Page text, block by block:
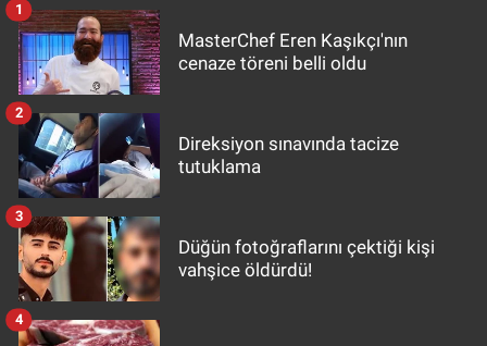
MasterChef Eren Kaşıkçı'nın
cenaze töreni belli oldu
1
Direksiyon sınavında tacize
tutuklama
2
Düğün fotoğraflarını çektiği kişi
vahşice öldürdü!
3
4